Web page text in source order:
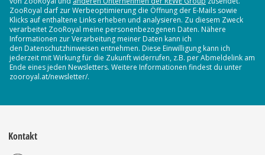
ZooRoyal darf zur Werbeoptimierung die Öffnung der E-Mails sowie
Klicks auf enthaltene Links erheben und analysieren. Zu diesem Zweck
verarbeitet ZooRoyal meine personenbezogenen Daten. Nähere
Informationen zur Verarbeitung meiner Daten kann ich
den Datenschutzhinweisen entnehmen. Diese Einwilligung kann ich
jederzeit mit Wirkung für die Zukunft widerrufen, z.B. per Abmeldelink am
Ende eines jeden Newsletters. Weitere Informationen findest du unter
zooroyal.at/newsletter/.
Kontakt